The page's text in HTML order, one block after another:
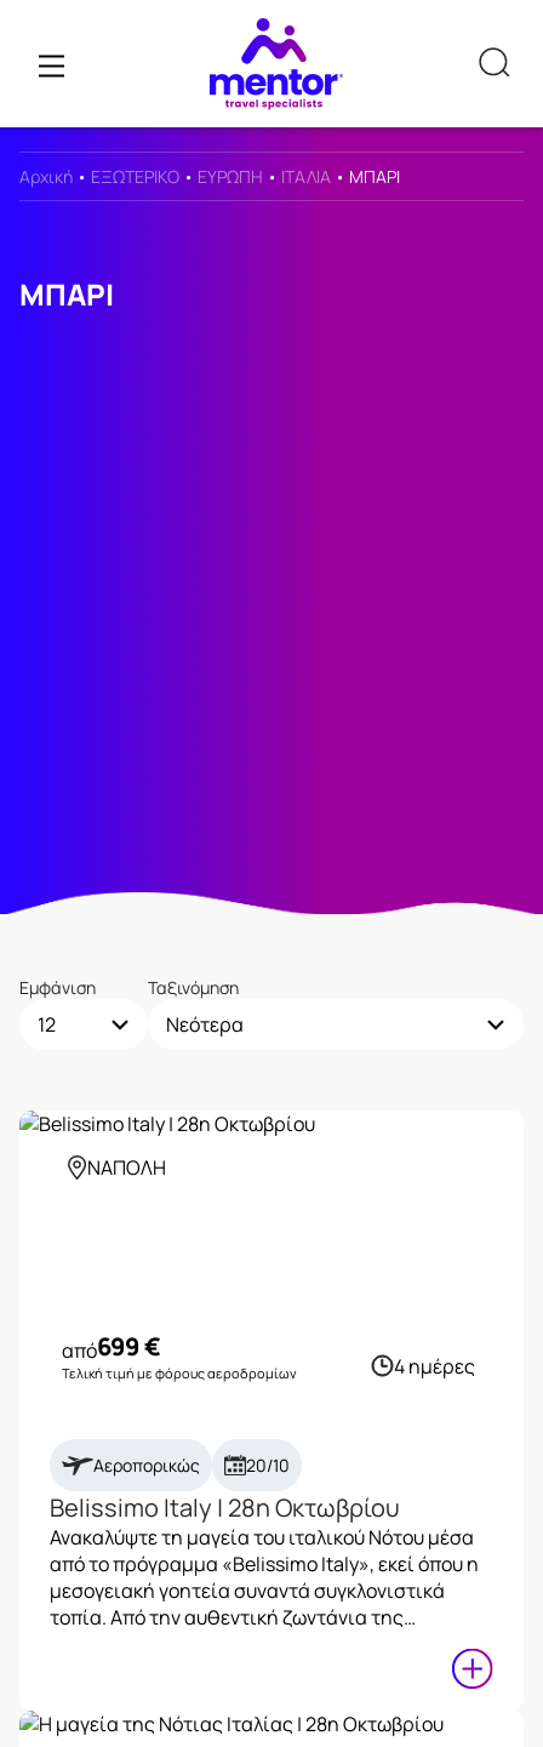
Αρχική • ΕΞΩΤΕΡΙΚΟ • ΕΥΡΩΠΗ • ΙΤΑΛΙΑ • ΜΠΑΡΙ
ΜΠΑΡΙ
Εμφάνιση Ταξινόμηση
ΝΑΠΟΛΗ
4 ημέρες
από699€
Τελική τιμή με φόρους αεροδρομίων
Αεροπορικώς 20/10
Belissimo Italy | 28η Οκτωβρίου
Ανακαλύψτε τη μαγεία του ιταλικού Νότου μέσα
από το πρόγραμμα «Belissimo Italy», εκεί όπου η
μεσογειακή γοητεία συναντά συγκλονιστικά
τοπία. Από την αυθεντική ζωντάνια της…